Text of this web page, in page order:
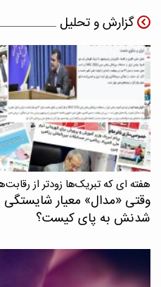
گزارش و تحلیل
هفته ای که تبریک‌ها زودتر از
وقتی «مدال‌» معیار
شدنش به پای کیست؟